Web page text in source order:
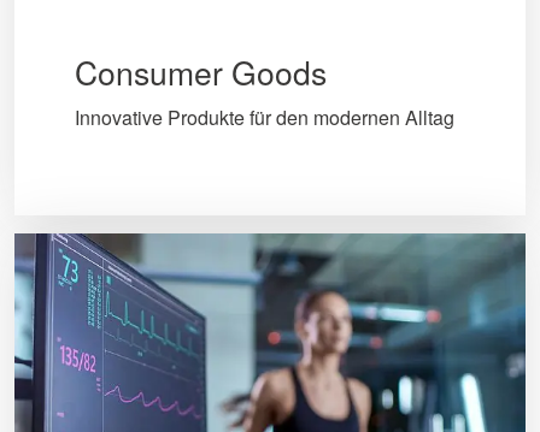
Consumer Goods
Innovative Produkte für den modernen Alltag